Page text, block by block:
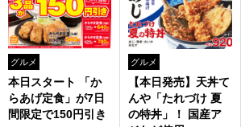
グルメ
本日スタート 「か
らあげ定食」が7日
間限定で150円引き
グルメ
【本日発売】天丼て
んや「たれづけ 夏
の特丼」！ 国産ア